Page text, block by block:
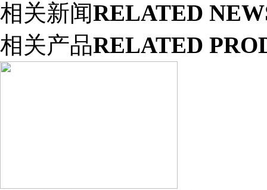
相关新闻RELATED
相关产品RELATED